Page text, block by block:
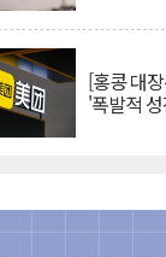
[홍콩 대
'폭발적